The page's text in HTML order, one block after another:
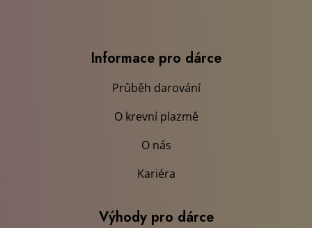
Informace pro dárce
Průběh darování
O krevní plazmě
O nás
Kariéra
Výhody pro dárce